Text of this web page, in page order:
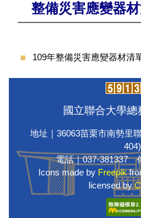
整備災害應變器
109年整備災害應變器材清
國立聯合大學總
地址｜36063苗栗市南勢里
404)
電話｜037-381337
Icons made by Freepik
licensed by